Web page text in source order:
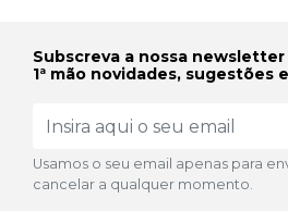
Subscreva a nossa
1ª mão novidades, sugestões
Usamos o seu email apenas para
cancelar a qualquer momento.